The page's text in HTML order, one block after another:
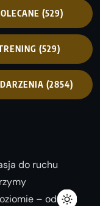
(529)
(529)
(2854)
do ruchu
– od